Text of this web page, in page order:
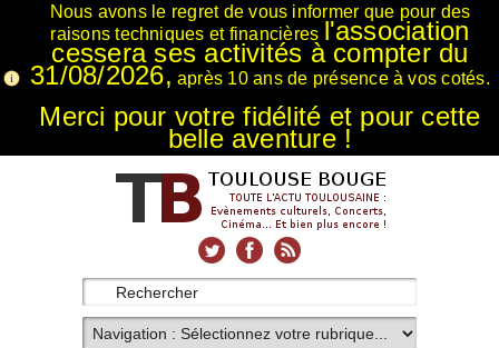
Nous avons le regret de vous informer que pour des
raisons techniques et financières l'association
cessera ses activités à compter du
31/08/2026, après 10 ans de présence à vos cotés.
Merci pour votre fidélité et pour cette
belle aventure !